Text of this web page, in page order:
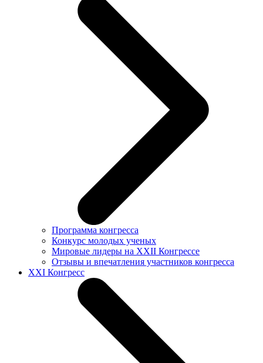
Программа конгресса
Конкурс молодых ученых
Мировые лидеры на XXII Конгрессе
Отзывы и впечатления участников конгресса
XXI Конгресс